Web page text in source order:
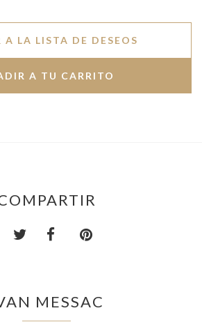
A LA LISTA DE DESEOS
MESSAC